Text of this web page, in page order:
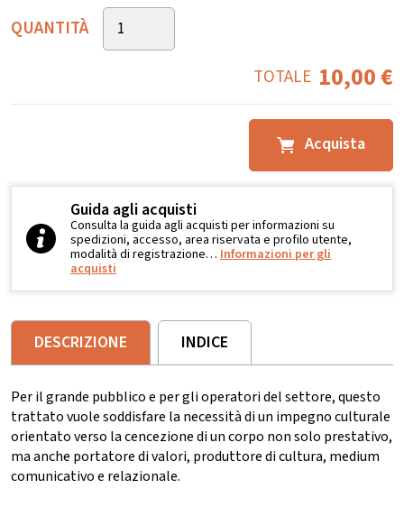
QUANTITÀ
TOTALE 10,00€
Acquista
Guida agli acquisti
Consulta la guida agli acquisti per informazioni su
spedizioni, accesso, area riservata e profilo utente,
modalità di registrazione… Informazioni per gli
acquisti
DESCRIZIONE INDICE
Per il grande pubblico e per gli operatori del settore, questo
trattato vuole soddisfare la necessità di un impegno culturale
orientato verso la cencezione di un corpo non solo prestativo,
ma anche portatore di valori, produttore di cultura, medium
comunicativo e relazionale.